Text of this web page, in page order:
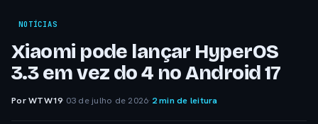
NOTÍCIAS
Xiaomi pode lançar HyperOS
3.3 em vez do 4 no Android 17
Por WTW19· 03 de julho de 2026· 2 min de leitura